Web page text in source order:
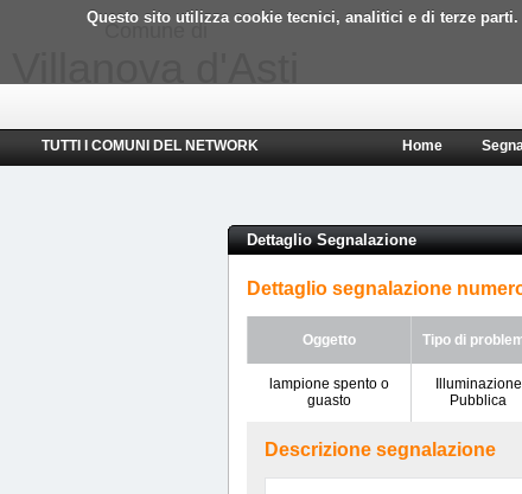
Questo sito utilizza cookie tecnici, analitici e di terze
TUTTI I COMUNI DEL NETWORK Home
Dettaglio Segnalazione
Dettaglio segnalazione
Oggetto Tipo di
lampione spento o
guasto
Illuminazione
Pubblica
Descrizione segnalazione